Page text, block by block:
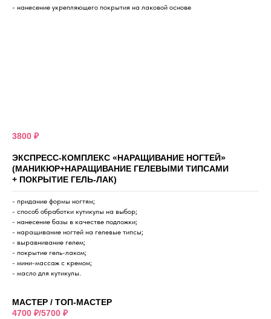
- нанесение укрепляющего покрытия на лаковой основе
3800 ₽
ЭКСПРЕСС-КОМПЛЕКС «НАРАЩИВАНИЕ НОГТЕЙ»
(МАНИКЮР+НАРАЩИВАНИЕ ГЕЛЕВЫМИ ТИПСАМИ
+ ПОКРЫТИЕ ГЕЛЬ-ЛАК)
- придание формы ногтям;
- способ обработки кутикулы на выбор;
- нанесение базы в качестве подложки;
- наращивание ногтей на гелевые типсы;
- выравнивание гелем;
- покрытие гель-лаком;
- мини-массаж с кремом;
- масло для кутикулы.
МАСТЕР / ТОП-МАСТЕР
4700 ₽/5700 ₽